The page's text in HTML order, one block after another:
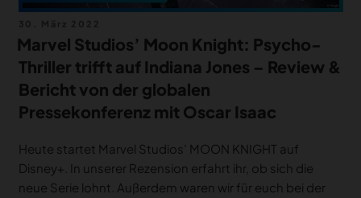
am
Marvel Studios’ Moon Knight: Psycho-
Thriller trifft auf Indiana Jones – Review &
Bericht von der globalen
Pressekonferenz mit Oscar Isaac
Heute startet Marvel Studios’ MOON KNIGHT auf
Disney+. In unserer Rezension erfahrt ihr, ob sich die
neue Serie lohnt. Außerdem waren wir für euch bei der